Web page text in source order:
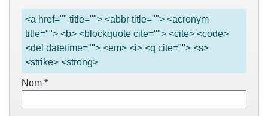
<a href="" title=""> <abbr title=""> <acronym
title=""> <b> <blockquote cite=""> <cite> <code>
<del datetime=""> <em> <i> <q cite=""> <s>
<strike> <strong>
Nom *